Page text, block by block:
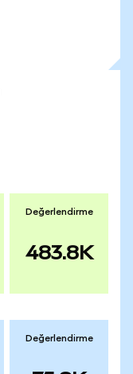
Değerlendirme
483.8K
Değerlendirme